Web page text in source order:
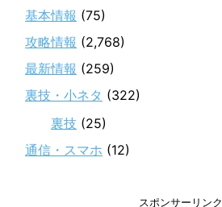
基本情報 (75)
攻略情報 (2,768)
最新情報 (259)
裏技・小ネタ (322)
裏技 (25)
通信・スマホ (12)
スポンサーリンク